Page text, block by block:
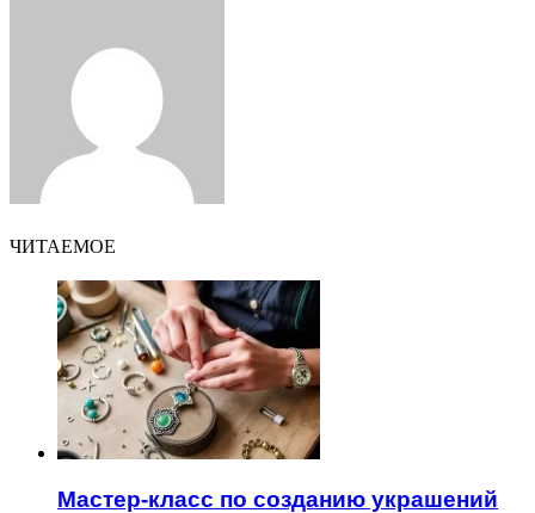
ЧИТАЕМОЕ
Мастер-класс по созданию украшений